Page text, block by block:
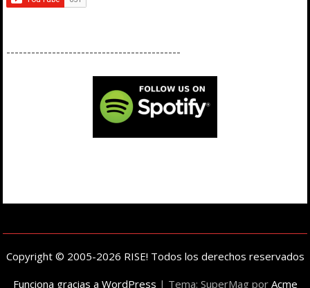
------------------------------------------
Copyright © 2005-2026 RISE! Todos los derechos reservados
Funciona gracias a WordPress | Tema: SuperMag por Acme